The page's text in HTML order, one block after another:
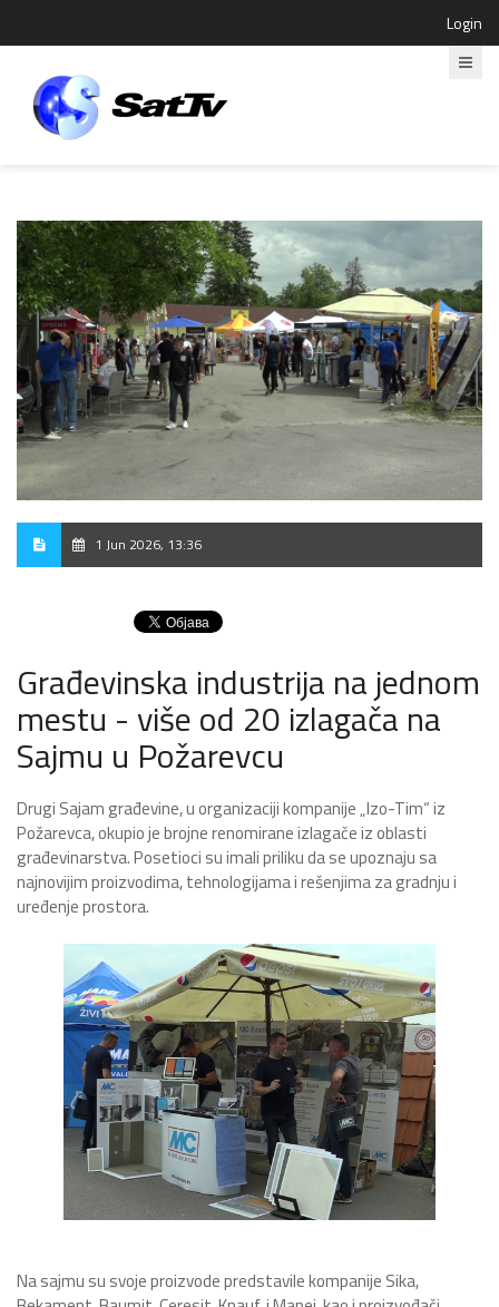
Login
1 Jun 2026, 13:36
Građevinska industrija na jednom
mestu - više od 20 izlagača na
Sajmu u Požarevcu
Drugi Sajam građevine, u organizaciji kompanije „Izo-Tim“ iz
Požarevca, okupio je brojne renomirane izlagače iz oblasti
građevinarstva. Posetioci su imali priliku da se upoznaju sa
najnovijim proizvodima, tehnologijama i rešenjima za gradnju i
uređenje prostora.
Na sajmu su svoje proizvode predstavile kompanije Sika,